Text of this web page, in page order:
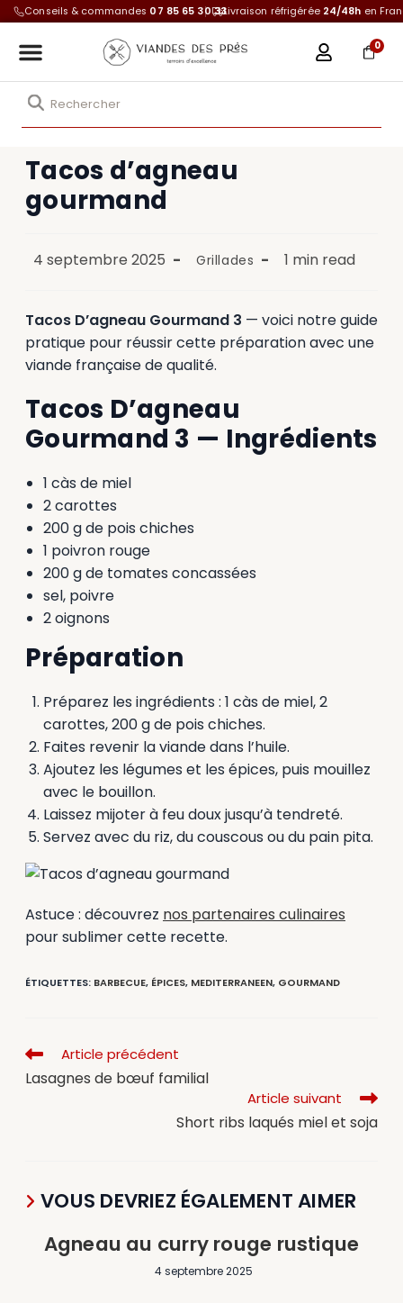
Conseils & commandes 07 85 65 30 33Livraison réfrigérée 24/48h en
0
Tacos d’agneau
gourmand
4 septembre 2025 Grillades 1 min read
Tacos D’agneau Gourmand 3 — voici notre guide
pratique pour réussir cette préparation avec une
viande française de qualité.
Tacos D’agneau
Gourmand 3 — Ingrédients
1 càs de miel
2 carottes
200 g de pois chiches
1 poivron rouge
200 g de tomates concassées
sel, poivre
2 oignons
Préparation
Préparez les ingrédients : 1 càs de miel, 2
carottes, 200 g de pois chiches.
Faites revenir la viande dans l’huile.
Ajoutez les légumes et les épices, puis mouillez
avec le bouillon.
Laissez mijoter à feu doux jusqu’à tendreté.
Servez avec du riz, du couscous ou du pain pita.
Astuce : découvrez nos partenaires culinaires
pour sublimer cette recette.
ÉTIQUETTES: BARBECUE, ÉPICES, MEDITERRANEEN, GOURMAND
Article précédent
Lasagnes de bœuf familial
Article suivant
Short ribs laqués miel et soja
VOUS DEVRIEZ ÉGALEMENT AIMER
Agneau au curry rouge rustique
4 septembre 2025